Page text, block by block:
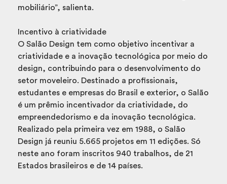
mobiliário”, salienta.
Incentivo à criatividade
O Salão Design tem como objetivo incentivar a
criatividade e a inovação tecnológica por meio do
design, contribuindo para o desenvolvimento do
setor moveleiro. Destinado a profissionais,
estudantes e empresas do Brasil e exterior, o Salão
é um prêmio incentivador da criatividade, do
empreendedorismo e da inovação tecnológica.
Realizado pela primeira vez em 1988, o Salão
Design já reuniu 5.665 projetos em 11 edições. Só
neste ano foram inscritos 940 trabalhos, de 21
Estados brasileiros e de 14 países.